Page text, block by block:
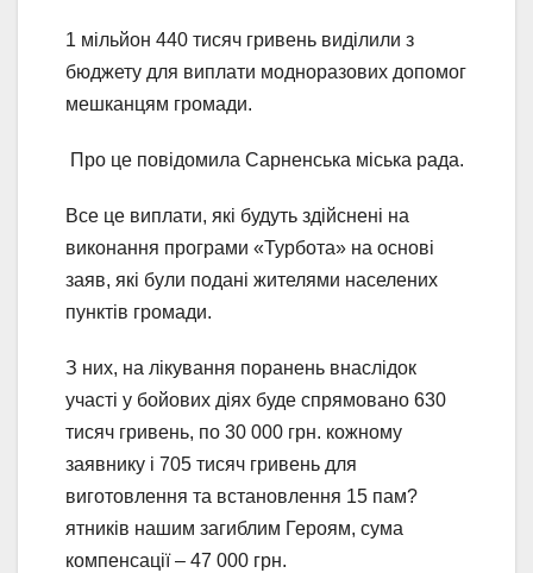
1 мільйон 440 тисяч гривень виділили з
бюджету для виплати модноразових допомог
мешканцям громади.
Про це повідомила Сарненська міська рада.
Все це виплати, які будуть здійснені на
виконання програми «Турбота» на основі
заяв, які були подані жителями населених
пунктів громади.
З них, на лікування поранень внаслідок
участі у бойових діях буде спрямовано 630
тисяч гривень, по 30 000 грн. кожному
заявнику і 705 тисяч гривень для
виготовлення та встановлення 15 пам?
ятників нашим загиблим Героям, сума
компенсації – 47 000 грн.